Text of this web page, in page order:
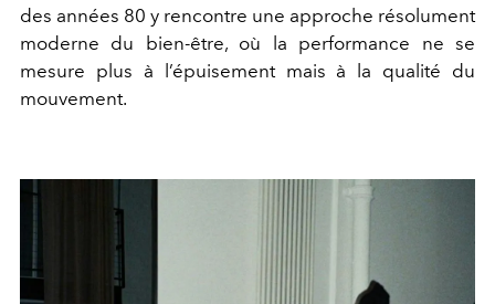
des années 80 y rencontre une approche résolument
moderne du bien-être, où la performance ne se
mesure plus à l’épuisement mais à la qualité du
mouvement.